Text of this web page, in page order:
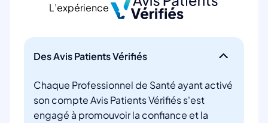
L’expérience
Des Avis Patients Vérifiés
Chaque Professionnel de Santé ayant activé
son compte Avis Patients Vérifiés s'est
engagé à promouvoir la confiance et la